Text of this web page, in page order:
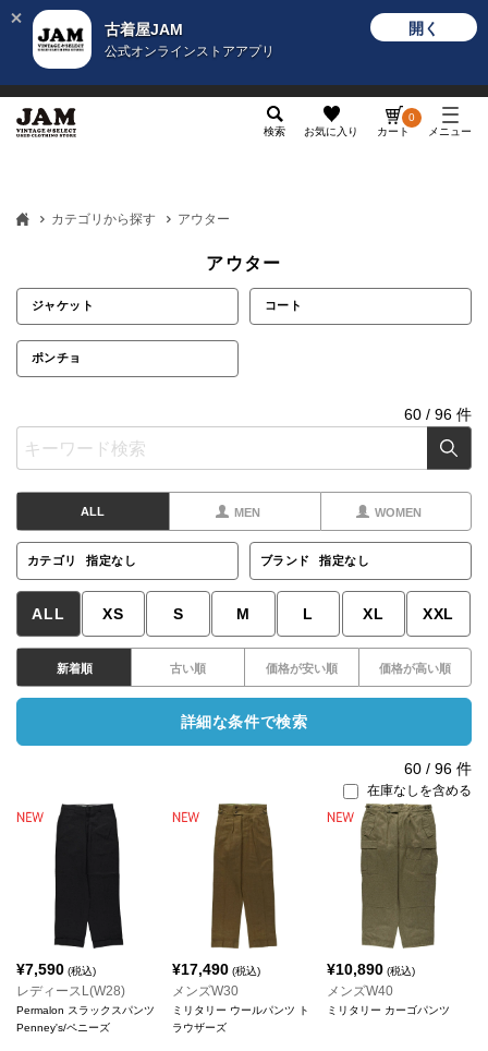
古着屋JAM
公式オンラインストアアプリ
開く
検索 お気に入り カート
0
メニュー
カテゴリから探す アウター
アウター
ジャケット コート
ポンチョ
60 / 96 件
ALL MEN WOMEN
カテゴリ 指定なし ブランド 指定なし
ALL XS S M L XL XXL
新着順 古い順 価格が安い順 価格が高い順
詳細な条件で検索
60 / 96 件
在庫なしを含める
¥7,590 (税込)
レディースL(W28)
Permalon スラックスパンツ
Penney's/ペニーズ
¥17,490(税込)
メンズW30
ミリタリー ウールパンツ ト
ラウザーズ
¥10,890 (税込)
メンズW40
ミリタリー カーゴパンツ